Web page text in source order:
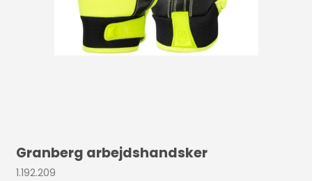
Granberg arbejdshandsker
1.192.209